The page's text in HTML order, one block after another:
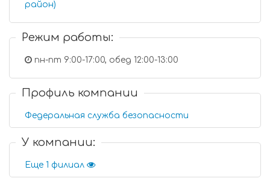
район)
Режим работы:
пн-пт 9:00-17:00, обед 12:00-13:00
Профиль компании
Федеральная служба безопасности
У компании:
Еще 1 филиал